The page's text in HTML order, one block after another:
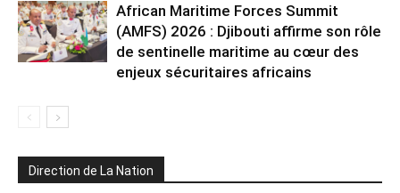
African Maritime Forces Summit
(AMFS) 2026 : Djibouti affirme son rôle
de sentinelle maritime au cœur des
enjeux sécuritaires africains
Direction de La Nation